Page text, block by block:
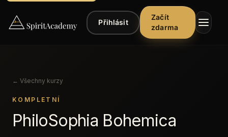
Přihlásit
Začít
zdarma
Kurzy ▾
← Všechny kurzy
KOMPLETNÍ
PhiloSophia Bohemica